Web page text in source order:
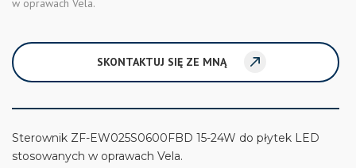
w oprawach Vela.
SKONTAKTUJ SIĘ ZE MNĄ
Sterownik ZF-EW025S0600FBD 15-24W do płytek LED
stosowanych w oprawach Vela.